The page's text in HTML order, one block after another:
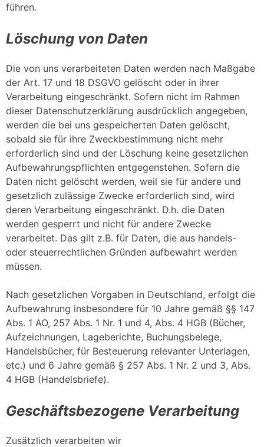
führen.
Löschung von Daten
Die von uns verarbeiteten Daten werden nach Maßgabe
der Art. 17 und 18 DSGVO gelöscht oder in ihrer
Verarbeitung eingeschränkt. Sofern nicht im Rahmen
dieser Datenschutzerklärung ausdrücklich angegeben,
werden die bei uns gespeicherten Daten gelöscht,
sobald sie für ihre Zweckbestimmung nicht mehr
erforderlich sind und der Löschung keine gesetzlichen
Aufbewahrungspflichten entgegenstehen. Sofern die
Daten nicht gelöscht werden, weil sie für andere und
gesetzlich zulässige Zwecke erforderlich sind, wird
deren Verarbeitung eingeschränkt. D.h. die Daten
werden gesperrt und nicht für andere Zwecke
verarbeitet. Das gilt z.B. für Daten, die aus handels-
oder steuerrechtlichen Gründen aufbewahrt werden
müssen.
Nach gesetzlichen Vorgaben in Deutschland, erfolgt die
Aufbewahrung insbesondere für 10 Jahre gemäß §§ 147
Abs. 1 AO, 257 Abs. 1 Nr. 1 und 4, Abs. 4 HGB (Bücher,
Aufzeichnungen, Lageberichte, Buchungsbelege,
Handelsbücher, für Besteuerung relevanter Unterlagen,
etc.) und 6 Jahre gemäß § 257 Abs. 1 Nr. 2 und 3, Abs.
4 HGB (Handelsbriefe).
Geschäftsbezogene Verarbeitung
Zusätzlich verarbeiten wir